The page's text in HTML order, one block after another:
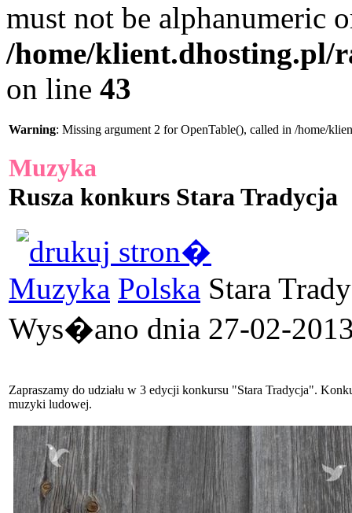
must not be alphanumeric
/home/klient.dhosting.pl/
on line 43
Warning: Missing argument 2 for OpenTable(), called in /home/
Muzyka
Rusza konkurs Stara Tradycja
Muzyka Polska Stara
Wys�ano dnia 27-02-
Zapraszamy do udziału w 3 edycji konkursu "Stara Tradycja".
muzyki ludowej.